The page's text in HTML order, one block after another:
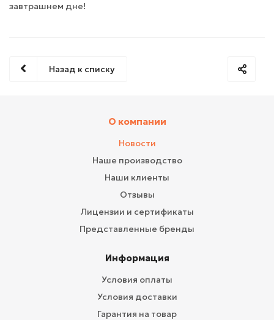
завтрашнем дне!
Назад к списку
О компании
Новости
Наше производство
Наши клиенты
Отзывы
Лицензии и сертификаты
Представленные бренды
Информация
Условия оплаты
Условия доставки
Гарантия на товар